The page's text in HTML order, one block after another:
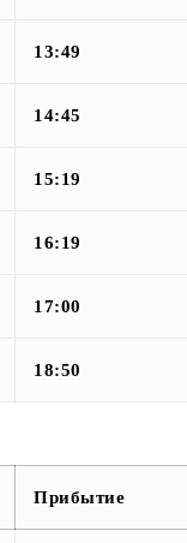
13:49
14:45
15:19
16:19
17:00
18:50
Прибытие